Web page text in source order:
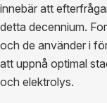
innebär att
detta decennium.
och de använder i
att uppnå optimal
och elektrolys.